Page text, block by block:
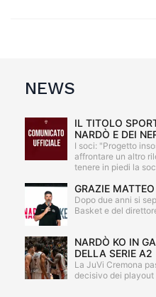
NEWS
IL TITOLO
NARDÒ E DEI
I soci: "Progetto
affrontare un altro
tenere in piedi la
GRAZIE MATTEO
Dopo due anni si
Basket e del
NARDÒ KO IN
DELLA SERIE A2
La JuVi Cremona
decisivo dei playout